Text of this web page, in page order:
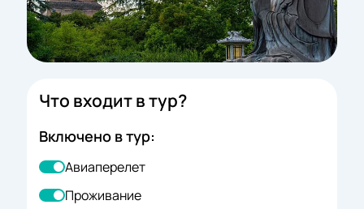
Что входит в тур?
Включено в тур:
Авиаперелет
Проживание